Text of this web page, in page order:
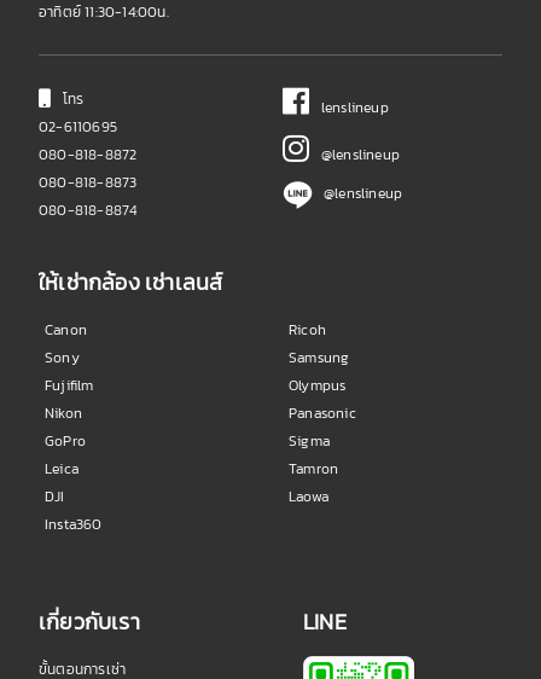
อาทิตย์ 11:30-14:00น.
โทร
02-6110695
080-818-8872
080-818-8873
080-818-8874
lenslineup
@lenslineup
@lenslineup
ให้เช่ากล้อง เช่าเลนส์
Canon
Sony
Fujifilm
Nikon
GoPro
Leica
DJI
Insta360
Ricoh
Samsung
Olympus
Panasonic
Sigma
Tamron
Laowa
เกี่ยวกับเรา
ขั้นตอนการเช่า
LINE